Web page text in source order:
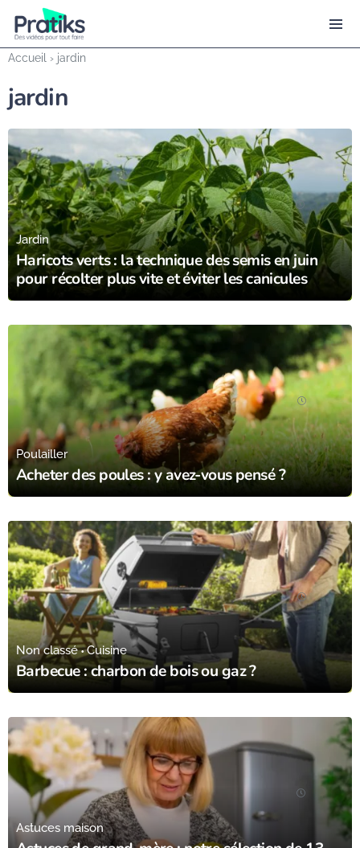
Accueil › jardin
jardin
Haricots verts : la technique des semis en juin
pour récolter plus vite et éviter les canicules
Jardin
10/06/25
Acheter des poules : y avez-vous pensé ?
Poulailler
21/03/24
Barbecue : charbon de bois ou gaz ?
Non classé Cuisine
13/02/24
Astuces maison
30/01/24